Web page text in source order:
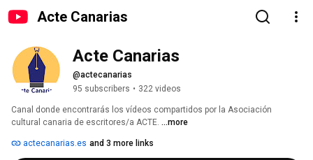
Acte Canarias
Acte Canarias
@actecanarias
95 subscribers • 322 videos
Canal donde encontrarás los vídeos compartidos por la Asociación
cultural canaria de escritores/a ACTE. ...more
actecanarias.es and 3 more links